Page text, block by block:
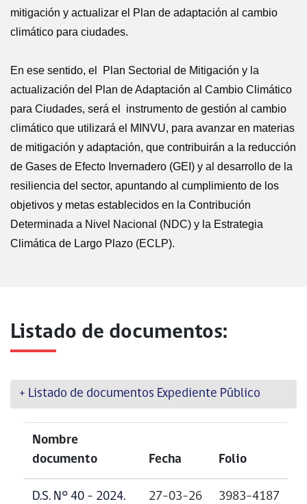
mitigación y actualizar el Plan de adaptación al cambio
climático para ciudades.
En ese sentido, el Plan Sectorial de Mitigación y la
actualización del Plan de Adaptación al Cambio Climático
para Ciudades, será el instrumento de gestión al cambio
climático que utilizará el MINVU, para avanzar en materias
de mitigación y adaptación, que contribuirán a la reducción
de Gases de Efecto Invernadero (GEI) y al desarrollo de la
resiliencia del sector, apuntando al cumplimiento de los
objetivos y metas establecidos en la Contribución
Determinada a Nivel Nacional (NDC) y la Estrategia
Climática de Largo Plazo (ECLP).
Listado de documentos:
+ Listado de documentos Expediente Público
Nombre
documento
Fecha Folio
D.S. N° 40 – 2024.
27-03-26 3983-4187